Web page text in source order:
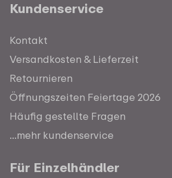
Kundenservice
Kontakt
Versandkosten & Lieferzeit
Retournieren
Öffnungszeiten Feiertage 2026
Häufig gestellte Fragen
...mehr kundenservice
Für Einzelhändler